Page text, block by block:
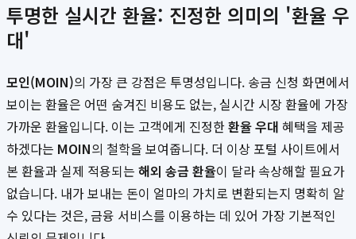
투명한 실시간 환율: 진정한 의미의 '환율 우
대'
모인(MOIN)의 가장 큰 강점은 투명성입니다. 송금 신청 화면에서
보이는 환율은 어떤 숨겨진 비용도 없는, 실시간 시장 환율에 가장
가까운 환율입니다. 이는 고객에게 진정한환율 우대 혜택을 제공
하겠다는 MOIN의 철학을 보여줍니다. 더 이상 포털 사이트에서
본 환율과 실제 적용되는 해외 송금 환율이 달라 속상해할 필요가
없습니다. 내가 보내는 돈이 얼마의 가치로 변환되는지 명확히 알
수 있다는 것은, 금융 서비스를 이용하는 데 있어 가장 기본적인